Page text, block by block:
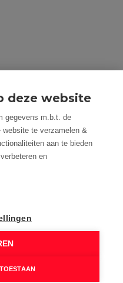
BE0634994563 -
Heuleplaats 16, 8501
Beroepsinstituut van
16 B te 1000
AXA Belgium
de deontologische code
plichtenleer
|Cookie policy
deze website
gegevens m.b.t. de
te verzamelen &
aan te bieden
en